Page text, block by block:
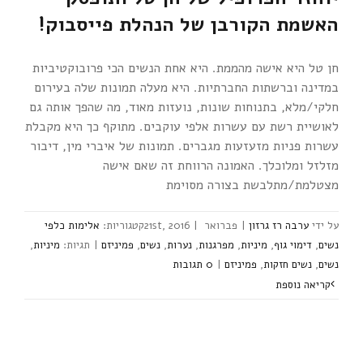
האשמת הקורבן של הנהלת פייסבוק!
חן טל היא אישה מהממת. היא אחת הנשים הכי פרובוקטיביות
במדינה וברשתות החברתיות. היא מעלה תמונות שלה בעירום
חלקי/מלא, בתנוחות שונות, נועזות מאוד, מה שהפך אותה גם
לאושיית רשת עם עשרות אלפי עוקבים. מתוקף כך היא מקבלת
עשרות פניות מזעזעות מגברים. תמונות של איברי מין, דיבור
מזלזל ומלוכלך. האמונה הרווחת זה שאם אישה
מצטלמת/מתלבשת בצורה מסוימת
ערבה רז גרזון | פברואר 21st, 2016 |
אלימות כלפי
נשים, דימוי גוף, מיניות, מפרגנות, נערות, נשים, פמיניזם | מיניות,
נשים, נשים חזקות, פמיניזם | ‎0 תגובות